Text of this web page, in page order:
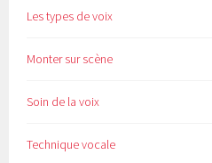
Les types de voix
Monter sur scène
Soin de la voix
Technique vocale